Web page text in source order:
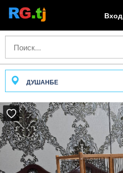
Вход
ДУШАНБЕ